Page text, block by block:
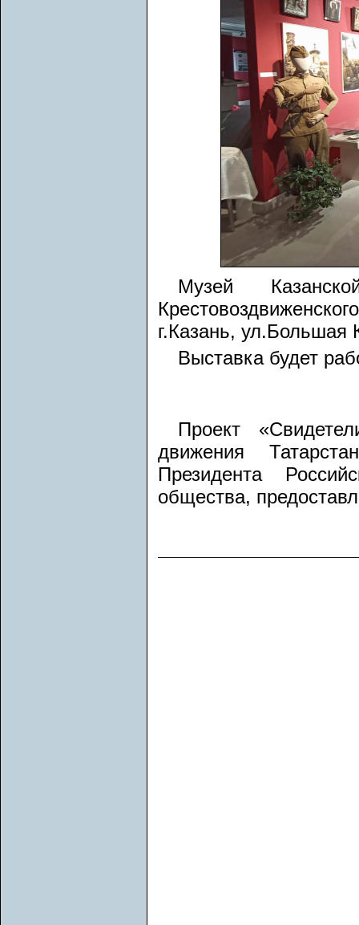
Музей
г.Казань, ул.Большая
Выставка будет
Проект
движения
Президента
общества,